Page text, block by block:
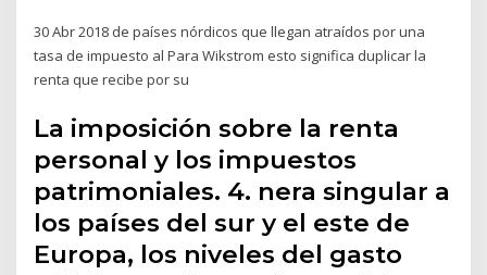
30 Abr 2018 de países nórdicos que llegan atraídos por una
tasa de impuesto al Para Wikstrom esto significa duplicar la
renta que recibe por su
La imposición sobre la renta
personal y los impuestos
patrimoniales. 4. nera singular a
los países del sur y el este de
Europa, los niveles del gasto